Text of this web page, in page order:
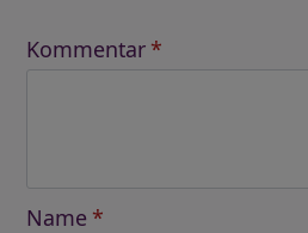
Kommentar *
Name *